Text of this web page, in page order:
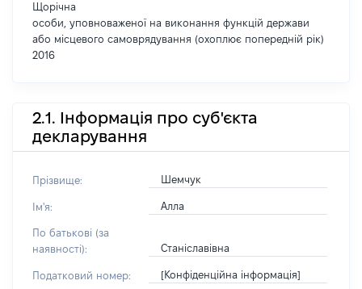
Щорічна
особи, уповноваженої на виконання функцій держави
або місцевого самоврядування (охоплює попередній рік)
2016
2.1. Інформація про суб'єкта
декларування
Прізвище: Шемчук
Ім'я: Алла
По батькові (за
наявності):
Станіславівна
Податковий номер: [Конфіденційна інформація]